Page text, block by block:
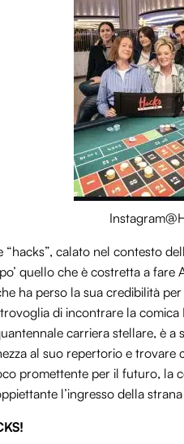
“hacks”, calato nel contesto
quello che è costretta a fare
ha perso la sua credibilità
di incontrare la
carriera stellare, è
al suo repertorio e
promettente per il futuro, la
l’ingresso della